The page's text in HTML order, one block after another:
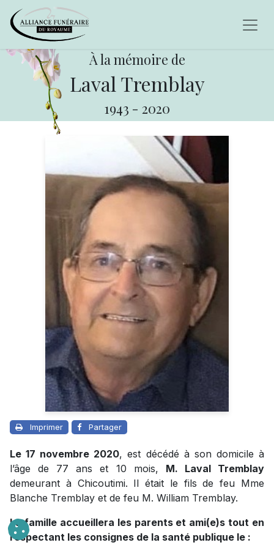
À la mémoire de
Laval Tremblay
1943 - 2020
Imprimer Partager
Le 17 novembre 2020, est décédé à son domicile à
l’âge de 77 ans et 10 mois, M. Laval Tremblay
demeurant à Chicoutimi. Il était le fils de feu Mme
Blanche Tremblay et de feu M. William Tremblay.
La famille accueillera les parents et ami(e)s tout en
respectant les consignes de la santé publique le :